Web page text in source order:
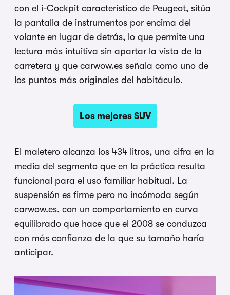
con el i-Cockpit característico de Peugeot, sitúa
la pantalla de instrumentos por encima del
volante en lugar de detrás, lo que permite una
lectura más intuitiva sin apartar la vista de la
carretera y que carwow.es señala como uno de
los puntos más originales del habitáculo.
Los mejores SUV
El maletero alcanza los 434 litros, una cifra en la
media del segmento que en la práctica resulta
funcional para el uso familiar habitual. La
suspensión es firme pero no incómoda según
carwow.es, con un comportamiento en curva
equilibrado que hace que el 2008 se conduzca
con más confianza de la que su tamaño haría
anticipar.